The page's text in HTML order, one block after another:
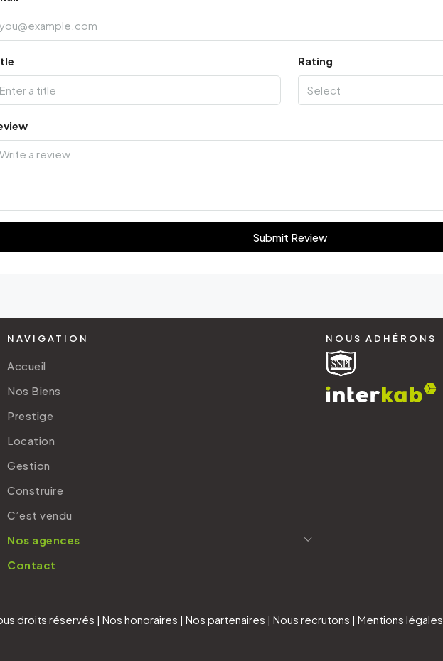
Rating
Select
Submit Review
NAVIGATION
Accueil
Nos Biens
Prestige
Location
Gestion
Construire
C’est vendu
Nos agences
Contact
NOUS ADHÉRONS
droits réservés | Nos honoraires | Nos partenaires | Nous recrutons | Mentions légales